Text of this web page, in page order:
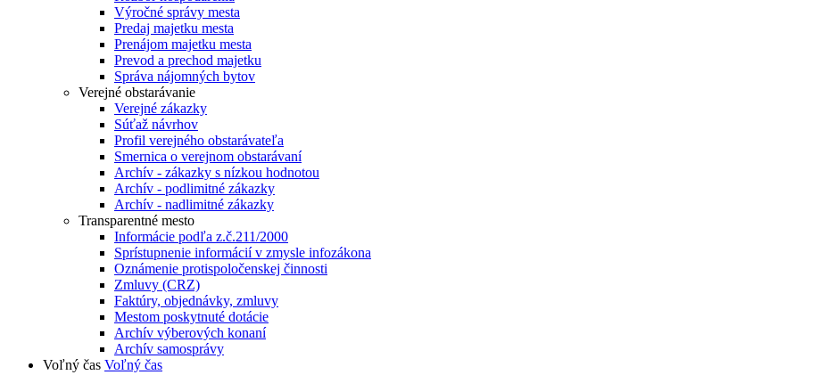
Výročné správy mesta
Predaj majetku mesta
Prenájom majetku mesta
Prevod a prechod majetku
Správa nájomných bytov
Verejné obstarávanie
Verejné zákazky
Súťaž návrhov
Profil verejného obstarávateľa
Smernica o verejnom obstarávaní
Archív - zákazky s nízkou hodnotou
Archív - podlimitné zákazky
Archív - nadlimitné zákazky
Transparentné mesto
Informácie podľa z.č.211/2000
Sprístupnenie informácií v zmysle infozákona
Oznámenie protispoločenskej činnosti
Zmluvy (CRZ)
Faktúry, objednávky, zmluvy
Mestom poskytnuté dotácie
Archív výberových konaní
Archív samosprávy
Voľný čas Voľný čas